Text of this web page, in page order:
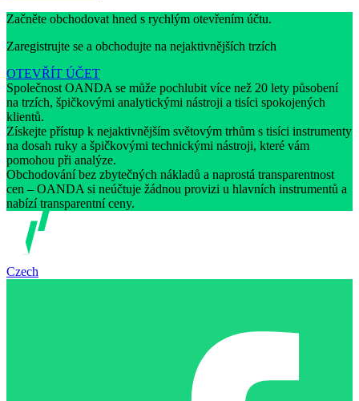
Začněte obchodovat hned s rychlým otevřením účtu.
Zaregistrujte se a obchodujte na nejaktivnějších trzích
OTEVŘÍT ÚČET
Společnost OANDA se může pochlubit více než 20 lety působení
na trzích, špičkovými analytickými nástroji a tisíci spokojených
klientů.
Získejte přístup k nejaktivnějším světovým trhům s tisíci instrumenty
na dosah ruky a špičkovými technickými nástroji, které vám
pomohou při analýze.
Obchodování bez zbytečných nákladů a naprostá transparentnost
cen – OANDA si neúčtuje žádnou provizi u hlavních instrumentů a
nabízí transparentní ceny.
Czech